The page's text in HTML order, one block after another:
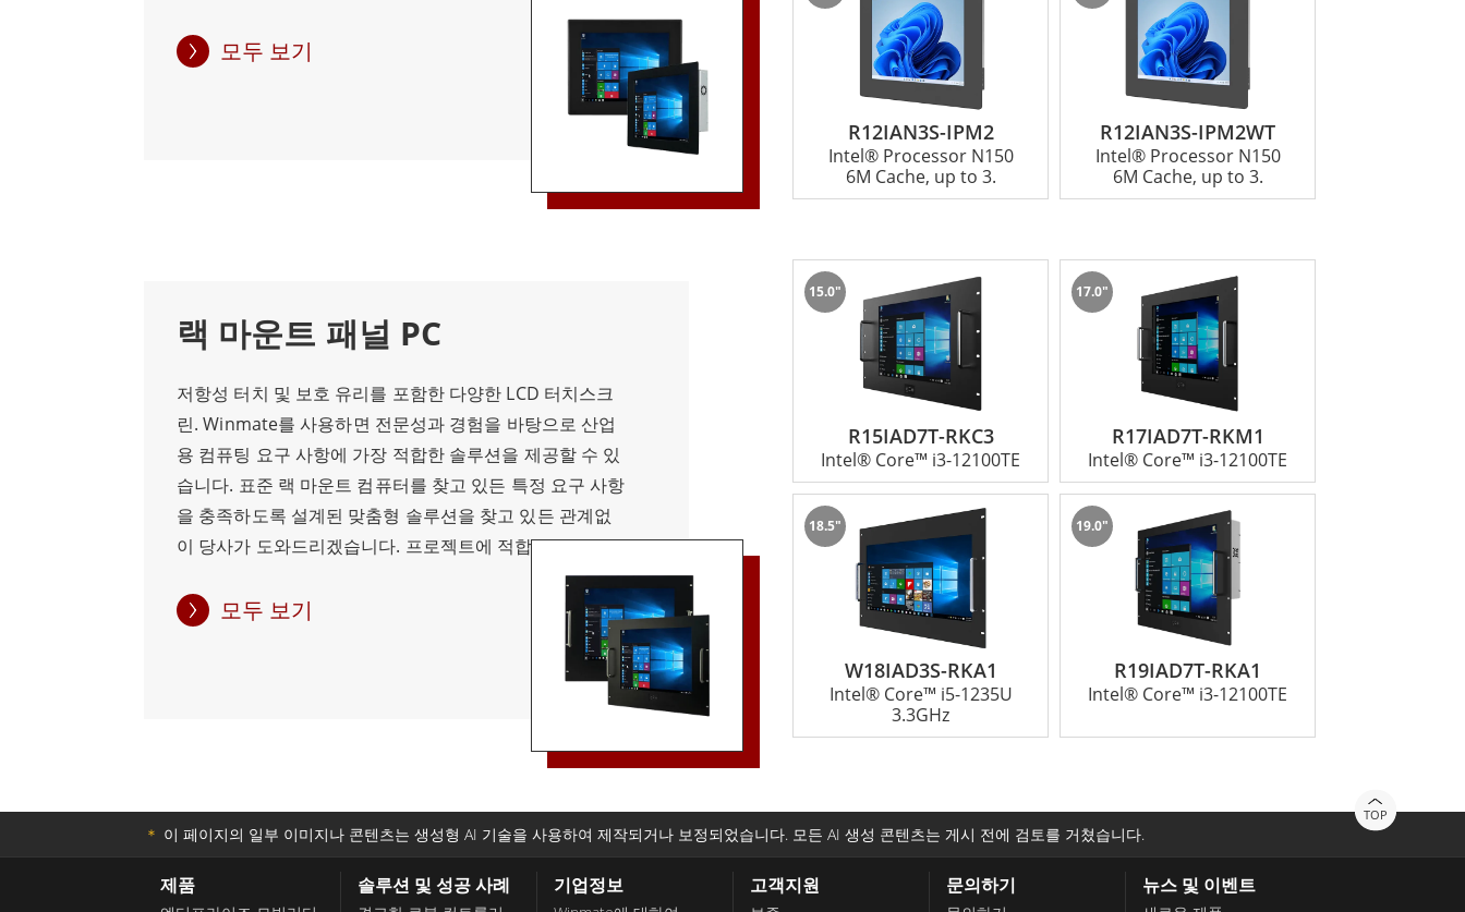
션 외에도 다양한 연결 옵션을 제공합니다. 많은 기기에
Wi-Fi 및 BT 연결 기능이 내장되어 있어 다른 기기 및 네트
워크에 쉽게 연결할 수 있습니다. 섀시 패널 PC는 산업용
트한 크기, 다양한 커스터마이징 옵션을 갖춘 이 디바이스
방수 및 방진 전면 패널을 갖추고 있어 먼지, 습기 및 기타
오염 물질로부터 보호할 수 있습니다. 따라서 식음료, 제약,
제조 등의 산업에서 사용하기에 이상적입니다. IP65 패널
PC는 견고한 디자인뿐만 아니라 유연한 구성으로 강력한
까다로운 작업에도 충분한 처리 능력을 제공합니다. 또한
사용자 친화적인 환경을 제공하여 작업자가 애플리케이션
을 쉽게 탐색할 수 있습니다. 견고한 구조, 안정적인 성능,
유연한 구성으로 견고하고 내구성 있는 컴퓨팅 솔루션이
필요한 산업 및 상업용 애플리케이션에 이상적인 선택입니
다. 제조, 자동화 또는 기타 산업용 애플리케이션에 관계없
이 Winmate의 IP65 패널 PC는 중단 없는 운영을 보장하는
데 필요한 성능과 안정성을 제공할 수 있습니다.
모두 보기
R12IAN3S-IPM2
Intel® Processor N150
6M Cache, up to 3.
R12IAN3S-IPM2WT
Intel® Processor N150
6M Cache, up to 3.
랙 마운트 패널 PC
저항성 터치 및 보호 유리를 포함한 다양한 LCD 터치스크
린. Winmate를 사용하면 전문성과 경험을 바탕으로 산업
용 컴퓨팅 요구 사항에 가장 적합한 솔루션을 제공할 수 있
습니다. 표준 랙 마운트 컴퓨터를 찾고 있든 특정 요구 사항
을 충족하도록 설계된 맞춤형 솔루션을 찾고 있든 관계없
이 당사가 도와드리겠습니다. 프로젝트에 적합한 랙 마운
트 컴퓨터를 찾는 과정을 간소화하려면 Winmate에 문의
하면 랙 마운트 컴퓨터 견적을 받아볼 수 있습니다. 당사의
전문가 팀은 항상 귀하의 질문에 답변하고 귀하의 비즈니
스에 가장 적합한 결정을 내리는 데 필요한 지원과 안내를
제공하기 위해 대기하고 있습니다. 품질, 신뢰성, 고객 서비
가장 적합한 솔루션을 제공하고 있으므로 안심하고 사용할
모두 보기
R15IAD7T-RKC3
15.0"
Intel® Core™ i3-12100TE
R17IAD7T-RKM1
17.0"
Intel® Core™ i3-12100TE
W18IAD3S-RKA1
18.5"
Intel® Core™ i5-1235U
3.3GHz
R19IAD7T-RKA1
19.0"
Intel® Core™ i3-12100TE
TOP
＊ 이 페이지의 일부 이미지나 콘텐츠는 생성형 AI 기술을 사용하여 제작되거나 보정되었습니다. 모든 AI 생성 콘텐츠는 게시 전에 검토를 거쳤습니다.
제품 솔루션 및 성공 사례 기업정보 고객지원 문의하기 뉴스 및 이벤트